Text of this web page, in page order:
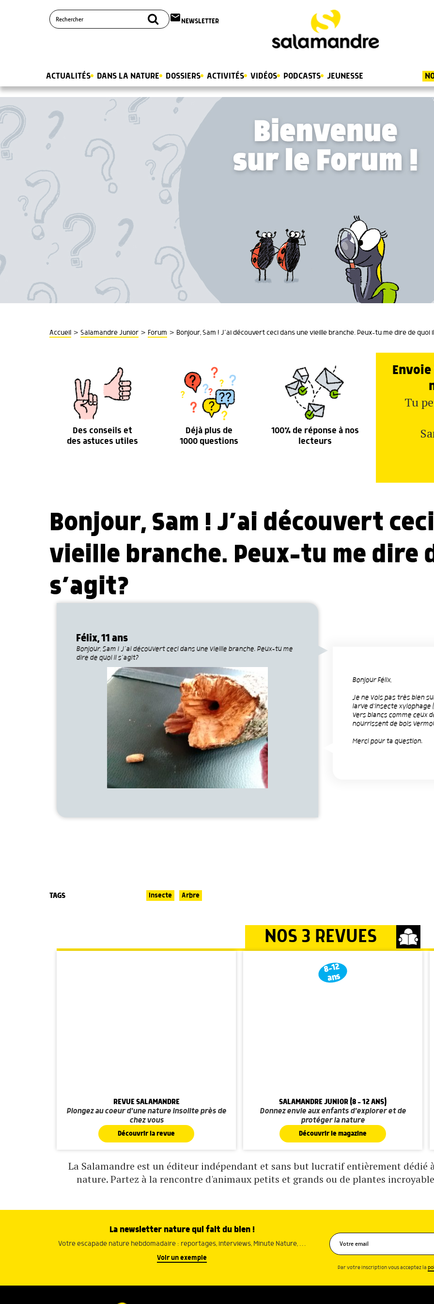
email NEWSLETTER
ACTUALITÉS DANS LA NATURE DOSSIERS ACTIVITÉS VIDÉOS PODCASTS JEUNESSE
Accueil > Salamandre Junior > Forum > Bonjour, Sam ! J’ai découvert ceci dans une vieille branche. Peux-tu me dire de quoi
Des conseils et
des astuces utiles
Déjà plus de
1000 questions
100% de réponse à nos
lecteurs
Tu
Bonjour, Sam ! J’ai découvert
vieille branche. Peux-tu me dire
s’agit?
Félix, 11 ans
Bonjour, Sam ! J’ai découvert ceci dans une vieille branche. Peux-tu me
dire de quoi il s’agit?
Bonjour Félix,
Je ne vois pas très bien
larve d'insecte xylophage
vers blancs comme ceux
nourrissent de bois
Merci pour ta question.
TAGS Insecte Arbre
NOS 3 REVUES
REVUE SALAMANDRE
Plongez au coeur d'une nature insolite près de
chez vous
Découvrir la revue
8-12
ans
SALAMANDRE JUNIOR (8 - 12 ANS)
Donnez envie aux enfants d'explorer et de
protéger la nature
Découvrir le magazine
La Salamandre est un éditeur indépendant et sans but lucratif entièrement dédié
nature. Partez à la rencontre d'animaux petits et grands ou de plantes
La newsletter nature qui fait du bien !
Votre escapade nature hebdomadaire : reportages, interviews, Minute Nature, …
Voir un exemple
Par votre inscription vous acceptez la